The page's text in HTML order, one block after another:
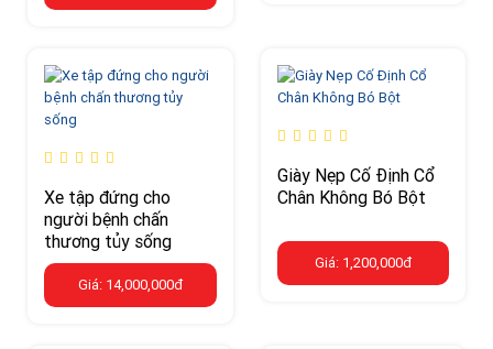
Xe tập đứng cho
người bệnh chấn
thương tủy sống
Giá: 14,000,000đ
Giày Nẹp Cố Định Cổ
Chân Không Bó Bột
Giá: 1,200,000đ